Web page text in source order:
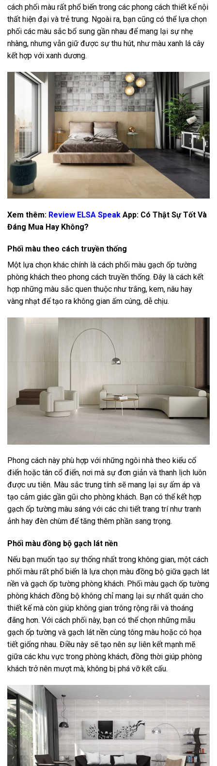
cách phối màu rất phổ biến trong các phong cách thiết kế nội
thất hiện đại và trẻ trung. Ngoài ra, bạn cũng có thể lựa chọn
phối các màu sắc bổ sung gần nhau để mang lại sự nhẹ
nhàng, nhưng vẫn giữ được sự thu hút, như màu xanh lá cây
kết hợp với xanh dương.
Xem thêm: Review ELSA Speak App: Có Thật Sự Tốt Và
Đáng Mua Hay Không?
Phối màu theo cách truyền thống
Một lựa chọn khác chính là cách phối màu gạch ốp tường
phòng khách theo phong cách truyền thống. Đây là cách kết
hợp những màu sắc quen thuộc như trắng, kem, nâu hay
vàng nhạt để tạo ra không gian ấm cúng, dễ chịu.
Phong cách này phù hợp với những ngôi nhà theo kiểu cổ
điển hoặc tân cổ điển, nơi mà sự đơn giản và thanh lịch luôn
được ưu tiên. Màu sắc trung tính sẽ mang lại sự ấm áp và
tạo cảm giác gần gũi cho phòng khách. Bạn có thể kết hợp
gạch ốp tường màu sáng với các chi tiết trang trí như tranh
ảnh hay đèn chùm để tăng thêm phần sang trọng.
Phối màu đồng bộ gạch lát nền
Nếu bạn muốn tạo sự thống nhất trong không gian, một cách
phối màu rất phổ biến là lựa chọn màu đồng bộ giữa gạch lát
nền và gạch ốp tường phòng khách. Phối màu gạch ốp tường
phòng khách đồng bộ không chỉ mang lại sự nhất quán cho
thiết kế mà còn giúp không gian trông rộng rãi và thoáng
đãng hơn. Với cách phối này, bạn có thể chọn những mẫu
gạch ốp tường và gạch lát nền cùng tông màu hoặc có họa
tiết giống nhau. Điều này sẽ tạo nên sự liên kết mạnh mẽ
giữa các khu vực trong phòng khách, đồng thời giúp phòng
khách trở nên mượt mà, không bị phá vỡ kết cấu.